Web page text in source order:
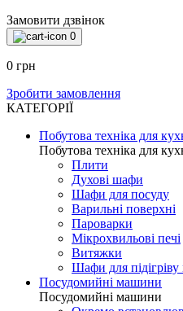
Замовити дзвінок
0
0 грн
Зробити замовлення
КАТЕГОРІЇ
Побутова техніка для
Побутова техніка для
Плити
Духові шафи
Шафи для посуду
Варильні поверхні
Пароварки
Мікрохвильові печі
Витяжки
Шафи для підігріву
Посудомийні машини
Посудомийні машини